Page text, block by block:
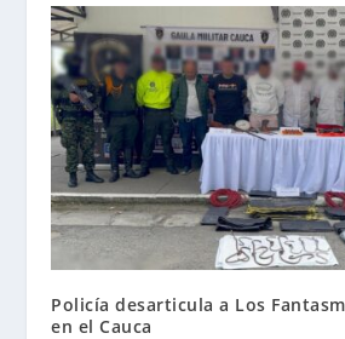
Policía desarticula a Los
en el Cauca